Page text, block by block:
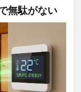
無駄がない